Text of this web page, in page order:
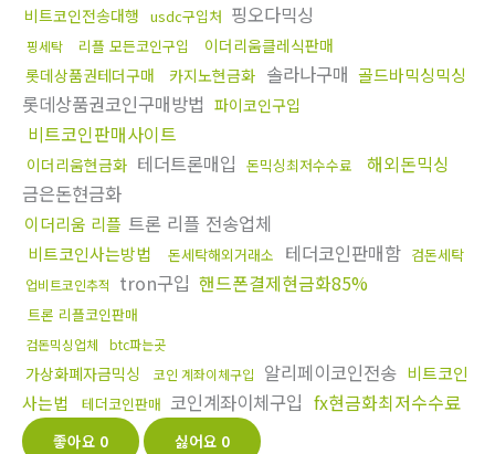
비트코인전송대행 usdc구입처 핑오다믹싱
핑세탁 리플 모든코인구입
이더리움클레식판매
롯데상품권테더구매
카지노현금화 솔라나구매 골드바믹싱믹싱
롯데상품권코인구매방법 파이코인구입
비트코인판매사이트
이더리움현금화 테더트론매입 돈믹싱최저수수료
해외돈믹싱
금은돈현금화
이더리움 리플 트론 리플 전송업체
비트코인사는방법 돈세탁해외거래소 테더코인판매함 검돈세탁
업비트코인추적 tron구입 핸드폰결제현금화85%
트론 리플코인판매
검돈믹싱업체 btc파는곳
가상화폐자금믹싱 코인 계좌이체구입 알리페이코인전송 비트코인
사는법
테더코인판매 코인계좌이체구입 fx현금화최저수수료
좋아요 0 싫어요 0